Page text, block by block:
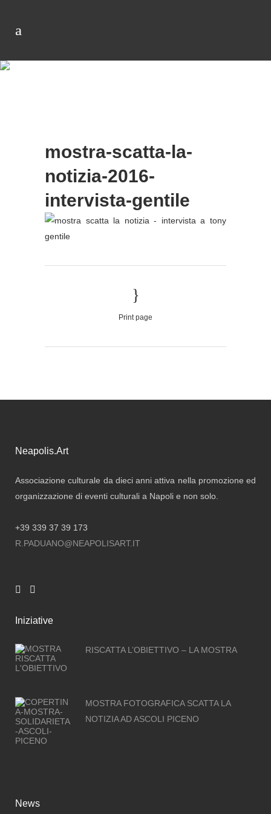
mostra-scatta-la-
notizia-2016-
intervista-gentile
Print page
Neapolis.Art
Associazione culturale da dieci anni attiva nella promozione ed
organizzazione di eventi culturali a Napoli e non solo.
+39 339 37 39 173
R.PADUANO@NEAPOLISART.IT
Iniziative
RISCATTA L’OBIETTIVO – LA MOSTRA
MOSTRA FOTOGRAFICA SCATTA LA
NOTIZIA AD ASCOLI PICENO
News